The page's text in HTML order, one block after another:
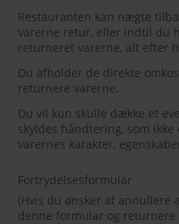
Restauranten kan nægte
varerne retur, eller indtil du
returneret varerne, alt efter
Du afholder de direkte
returnere varerne.
Du vil kun skulle dække et
skyldes håndtering, som
varernes karakter,
Fortrydelsesformular
(Hvis du ønsker at annullere
denne formular og returnere